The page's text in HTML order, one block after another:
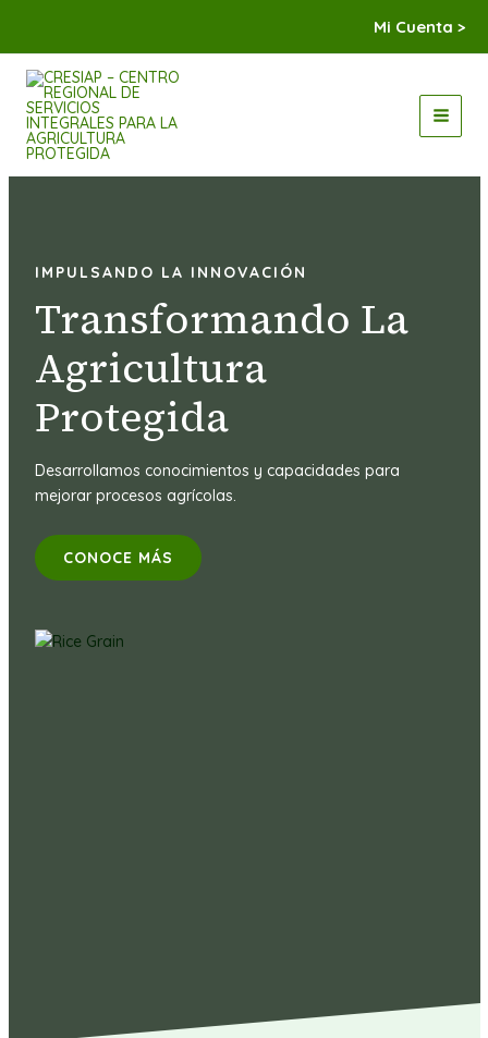
Mi Cuenta >
IMPULSANDO LA INNOVACIÓN
Transformando La
Agricultura
Protegida
Desarrollamos conocimientos y capacidades para
mejorar procesos agrícolas.
CONOCE MÁS